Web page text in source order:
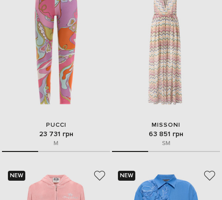
PUCCI
23 731 грн
M
MISSONI
63 851 грн
SM
NEW NEW